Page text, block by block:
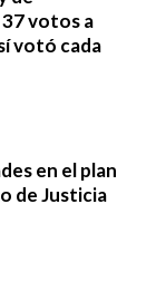
votos a
votó cada
en el plan
de Justicia